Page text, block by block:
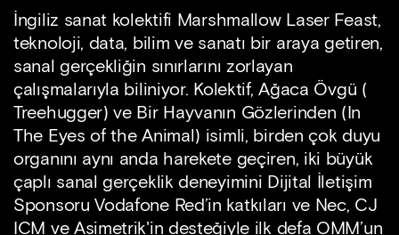
İngiliz sanat kolektifi ​Marshmallow Laser Feast​,
teknoloji, data, bilim ve sanatı bir araya getiren,
sanal gerçekliğin sınırlarını zorlayan
çalışmalarıyla biliniyor. Kolektif, ​Ağaca Övgü (​
Treehugger) ​ve Bir Hayvanın Gözlerinden (In
The Eyes of the Animal) ​isimli, birden çok duyu
organını aynı anda harekete geçiren, iki büyük
çaplı sanal gerçeklik deneyimini ​Dijital İletişim
Sponsoru Vodafone Red​’in katkıları ve ​Nec​, ​CJ
ICM ve ​Asimetrik​'in desteğiyle ilk defa ​OMM​’un